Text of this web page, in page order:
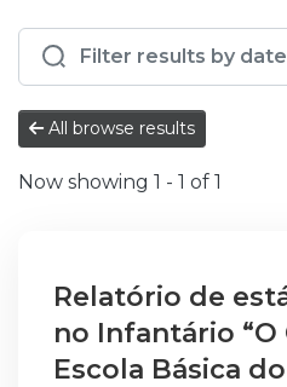
All browse results
Now showing 1 - 1 of 1
Relatório de
no Infantário “O
Escola Básica